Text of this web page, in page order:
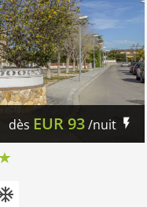
dès EUR93/nuit